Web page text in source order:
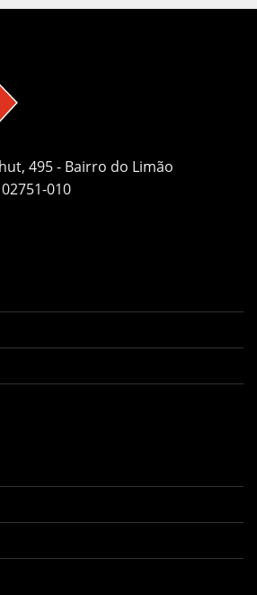
495 - Bairro do Limão
010